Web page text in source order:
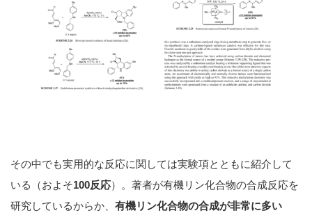
その中でも実用的な反応に関しては実験項とともに紹介して
いる（およそ100反応）。著者が有機リン化合物の合成反応を
研究しているからか、 有機リン化合物の合成が非常に多い